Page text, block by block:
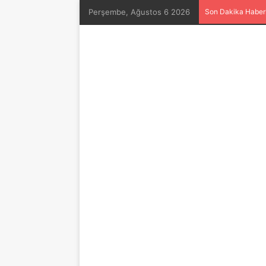
Perşembe, Ağustos 6 2026 Son Dakika